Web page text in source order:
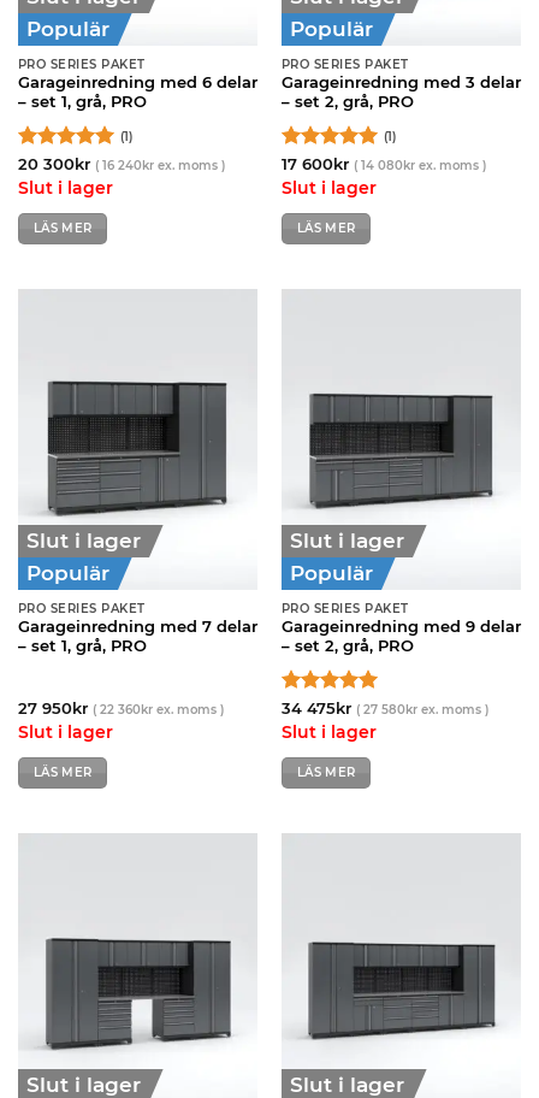
Populär
PRO SERIES PAKET
Garageinredning med 6 delar
– set 1, grå, PRO
Betygsatt5
av 5
(1)
20 300kr ( 16 240krex. moms )
Slut i lager
LÄS MER
Populär
PRO SERIES PAKET
Garageinredning med 3 delar
– set 2, grå, PRO
Betygsatt5
av 5
(1)
17 600kr ( 14 080krex. moms )
Slut i lager
LÄS MER
Slut i lager
Populär
PRO SERIES PAKET
Garageinredning med 7 delar
– set 1, grå, PRO
27 950kr ( 22 360krex. moms )
Slut i lager
LÄS MER
Slut i lager
Populär
PRO SERIES PAKET
Garageinredning med 9 delar
– set 2, grå, PRO
Betygsatt5
av 5
34 475kr ( 27 580krex. moms )
Slut i lager
LÄS MER
Slut i lager
Slut i lager